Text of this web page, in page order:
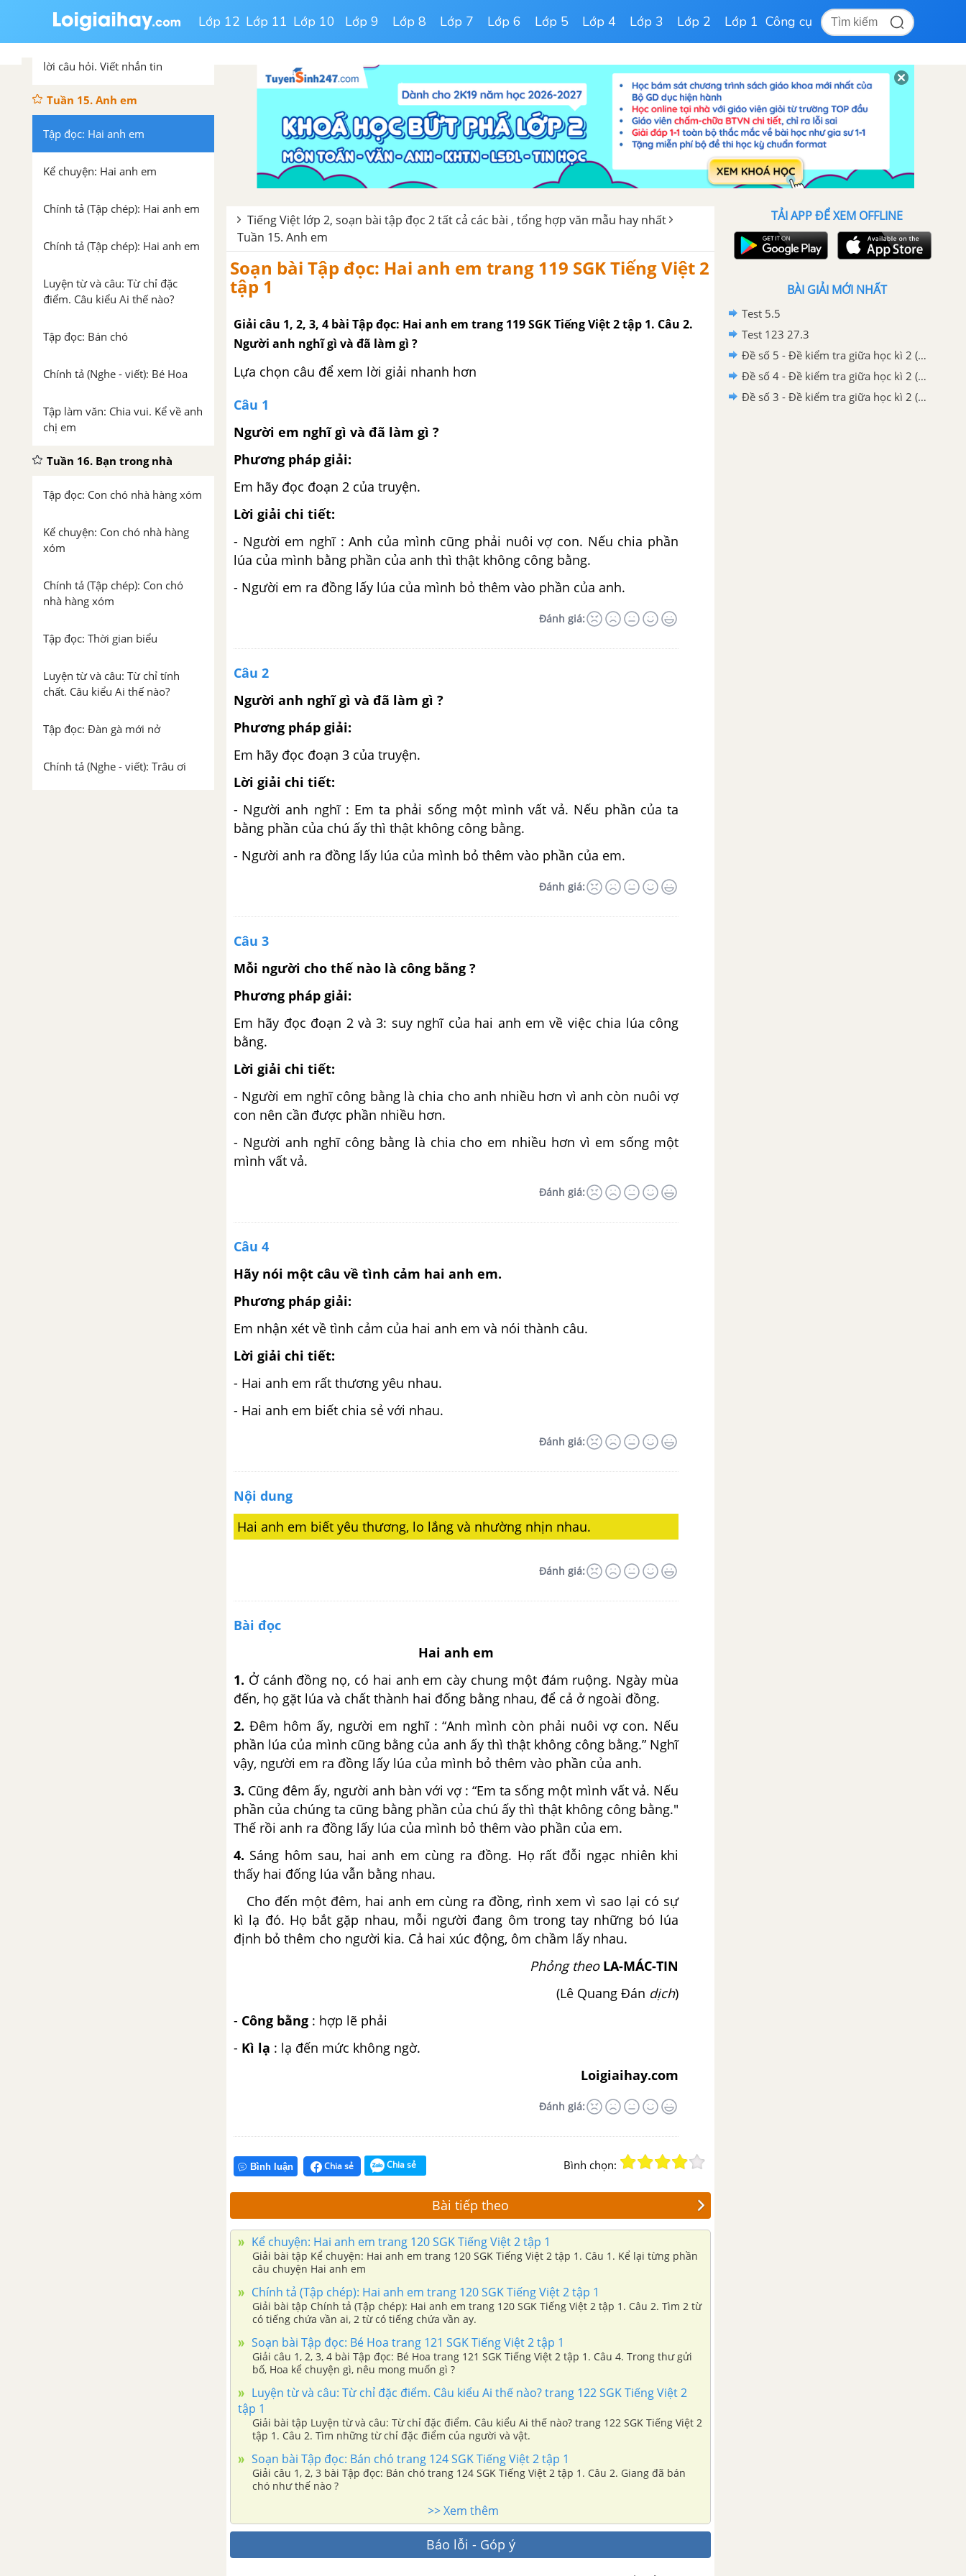
Lớp 12 Lớp 11 Lớp 10 Lớp 9 Lớp 8 Lớp 7 Lớp 6 Lớp 5 Lớp 4 Lớp 3 Lớp 2 Lớp 1 Công cụ
kêu
lời câu hỏi. Viết nhắn tin
Tuần 15. Anh em
Tập đọc: Hai anh em
Kể chuyện: Hai anh em
Chính tả (Tập chép): Hai anh em
Chính tả (Tập chép): Hai anh em
Luyện từ và câu: Từ chỉ đặc
điểm. Câu kiểu Ai thế nào?
Tập đọc: Bán chó
Chính tả (Nghe - viết): Bé Hoa
Tập làm văn: Chia vui. Kể về anh
chị em
Tuần 16. Bạn trong nhà
Tập đọc: Con chó nhà hàng xóm
Kể chuyện: Con chó nhà hàng
xóm
Chính tả (Tập chép): Con chó
nhà hàng xóm
Tập đọc: Thời gian biểu
Luyện từ và câu: Từ chỉ tính
chất. Câu kiểu Ai thế nào?
Tập đọc: Đàn gà mới nở
Chính tả (Nghe - viết): Trâu ơi
Tiếng Việt lớp 2, soạn bài tập đọc 2 tất cả các bài , tổng hợp văn mẫu hay nhất
Tuần 15. Anh em
Soạn bài Tập đọc: Hai anh em trang 119 SGK Tiếng Việt 2
tập 1
Giải câu 1, 2, 3, 4 bài Tập đọc: Hai anh em trang 119 SGK Tiếng Việt 2 tập 1. Câu 2.
Người anh nghĩ gì và đã làm gì ?
Lựa chọn câu để xem lời giải nhanh hơn
Câu 1
Người em nghĩ gì và đã làm gì ?
Phương pháp giải:
Em hãy đọc đoạn 2 của truyện.
Lời giải chi tiết:
- Người em nghĩ : Anh của mình cũng phải nuôi vợ con. Nếu chia phần
lúa của mình bằng phần của anh thì thật không công bằng.
- Người em ra đồng lấy lúa của mình bỏ thêm vào phần của anh.
Đánh giá:
Câu 2
Người anh nghĩ gì và đã làm gì ?
Phương pháp giải:
Em hãy đọc đoạn 3 của truyện.
Lời giải chi tiết:
- Người anh nghĩ : Em ta phải sống một mình vất vả. Nếu phần của ta
bằng phần của chú ấy thì thật không công bằng.
- Người anh ra đồng lấy lúa của mình bỏ thêm vào phần của em.
Đánh giá:
Câu 3
Mỗi người cho thế nào là công bằng ?
Phương pháp giải:
Em hãy đọc đoạn 2 và 3: suy nghĩ của hai anh em về việc chia lúa công
bằng.
Lời giải chi tiết:
- Người em nghĩ công bằng là chia cho anh nhiều hơn vì anh còn nuôi vợ
con nên cần được phần nhiều hơn.
- Người anh nghĩ công bằng là chia cho em nhiều hơn vì em sống một
mình vất vả.
Đánh giá:
Câu 4
Hãy nói một câu về tình cảm hai anh em.
Phương pháp giải:
Em nhận xét về tình cảm của hai anh em và nói thành câu.
Lời giải chi tiết:
- Hai anh em rất thương yêu nhau.
- Hai anh em biết chia sẻ với nhau.
Đánh giá:
Nội dung
Hai anh em biết yêu thương, lo lắng và nhường nhịn nhau.
Đánh giá:
Bài đọc
Hai anh em
1. Ở cánh đồng nọ, có hai anh em cày chung một đám ruộng. Ngày mùa
đến, họ gặt lúa và chất thành hai đống bằng nhau, để cả ở ngoài đồng.
2. Đêm hôm ấy, người em nghĩ : “Anh mình còn phải nuôi vợ con. Nếu
phần lúa của mình cũng bằng của anh ấy thì thật không công bằng.” Nghĩ
vậy, người em ra đồng lấy lúa của mình bỏ thêm vào phần của anh.
3. Cũng đêm ấy, người anh bàn với vợ : “Em ta sống một mình vất vả. Nếu
phần của chúng ta cũng bằng phần của chú ấy thì thật không công bằng."
Thế rồi anh ra đồng lấy lúa của mình bỏ thêm vào phần của em.
4. Sáng hôm sau, hai anh em cùng ra đồng. Họ rất đỗi ngạc nhiên khi
thấy hai đống lúa vẫn bằng nhau.
Cho đến một đêm, hai anh em cùng ra đồng, rình xem vì sao lại có sự
kì lạ đó. Họ bắt gặp nhau, mỗi người đang ôm trong tay những bó lúa
định bỏ thêm cho người kia. Cả hai xúc động, ôm chầm lấy nhau.
Phỏng theo LA-MÁC-TIN
(Lê Quang Đán dịch)
- Công bằng : hợp lẽ phải
- Kì lạ : lạ đến mức không ngờ.
Loigiaihay.com
Đánh giá:
Bình luận Chia sẻ Chia sẻ Bình chọn:
Bài tiếp theo
Kể chuyện: Hai anh em trang 120 SGK Tiếng Việt 2 tập 1
Giải bài tập Kể chuyện: Hai anh em trang 120 SGK Tiếng Việt 2 tập 1. Câu 1. Kể lại từng phần
câu chuyện Hai anh em
Chính tả (Tập chép): Hai anh em trang 120 SGK Tiếng Việt 2 tập 1
Giải bài tập Chính tả (Tập chép): Hai anh em trang 120 SGK Tiếng Việt 2 tập 1. Câu 2. Tìm 2 từ
có tiếng chứa vần ai, 2 từ có tiếng chứa vần ay.
Soạn bài Tập đọc: Bé Hoa trang 121 SGK Tiếng Việt 2 tập 1
Giải câu 1, 2, 3, 4 bài Tập đọc: Bé Hoa trang 121 SGK Tiếng Việt 2 tập 1. Câu 4. Trong thư gửi
bố, Hoa kể chuyện gì, nêu mong muốn gì ?
Luyện từ và câu: Từ chỉ đặc điểm. Câu kiểu Ai thế nào? trang 122 SGK Tiếng Việt 2
tập 1
Giải bài tập Luyện từ và câu: Từ chỉ đặc điểm. Câu kiểu Ai thế nào? trang 122 SGK Tiếng Việt 2
tập 1. Câu 2. Tìm những từ chỉ đặc điểm của người và vật.
Soạn bài Tập đọc: Bán chó trang 124 SGK Tiếng Việt 2 tập 1
Giải câu 1, 2, 3 bài Tập đọc: Bán chó trang 124 SGK Tiếng Việt 2 tập 1. Câu 2. Giang đã bán
chó như thế nào ?
>> Xem thêm
Báo lỗi - Góp ý
TẢI APP ĐỂ XEM OFFLINE
BÀI GIẢI MỚI NHẤT
Test 5.5
Test 123 27.3
Đề số 5 - Đề kiểm tra giữa học kì 2 (Đề thi giữa học kì 2) – Tiếng Việt 2
Đề số 4 - Đề kiểm tra giữa học kì 2 (Đề thi giữa học kì 2) – Tiếng Việt 2
Đề số 3 - Đề kiểm tra giữa học kì 2 (Đề thi giữa học kì 2) – Tiếng Việt 2